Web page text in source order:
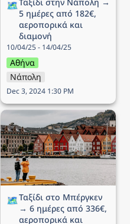
🗺️
5 ημέρες από 182€,
αεροπορικά και
διαμονή
10/04/25 - 14/04/25
Αθήνα
Νάπολη
Dec 3, 2024 1:30 PM
Ταξίδι στo Μπέργκεν → 6
ημέρες από 336€,
αεροπορικά και διαμονή
🗺️Ταξίδι στo Μπέργκεν
→ 6 ημέρες από 336€,
αεροπορικά και